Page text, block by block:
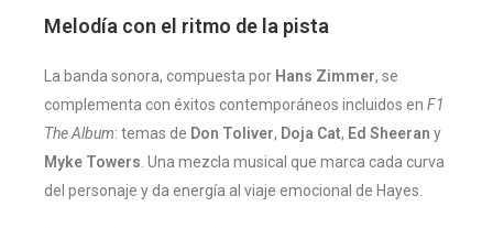
Melodía con el ritmo de la pista
La banda sonora, compuesta por Hans Zimmer, se
complementa con éxitos contemporáneos incluidos en F1
The Album: temas de Don Toliver, Doja Cat, Ed Sheeran y
Myke Towers . Una mezcla musical que marca cada curva
del personaje y da energía al viaje emocional de Hayes.